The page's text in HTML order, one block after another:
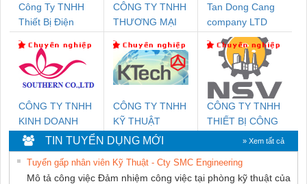
Công Ty TNHH
Thiết Bị Điện
CÔNG TY TNHH
THƯƠNG MẠI
THUẬT ĐIỆN CƠ
GIA HƯNG
PHÁT
Tan Dong Cang
company LTD
CÔNG TY TNHH
KINH DOANH
DỊCH VỤ XNK
PHƯƠNG NAM
CÔNG TY TNHH
KỸ THUẬT
KTECH VIỆT
NAM
CÔNG TY TNHH
THIẾT BỊ CÔNG
NGHIỆP NIHON
SETSUBI VIỆT
NAM
TIN TUYỂN DỤNG MỚI » Xem tất cả
Tuyển gấp nhân viên Kỹ Thuật - Cty SMC Engineering
Mô tả công việc Đảm nhiệm công việc tại phòng kỹ thuật của